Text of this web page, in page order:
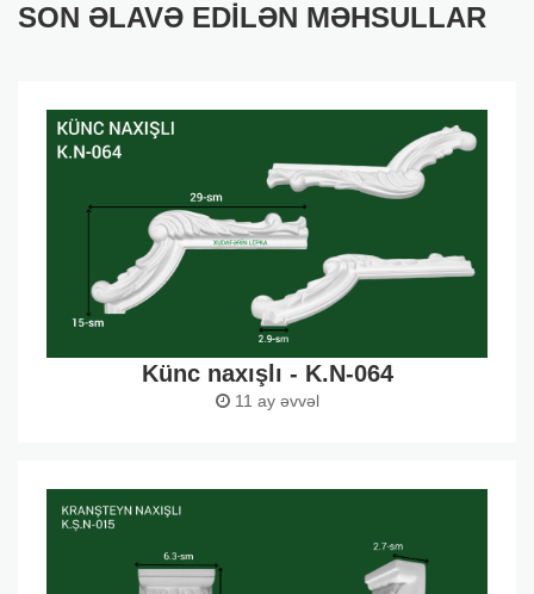
SON ƏLAVƏ EDILƏN MƏHSULLAR
Künc naxışlı - K.N-064
11 ay əvvəl